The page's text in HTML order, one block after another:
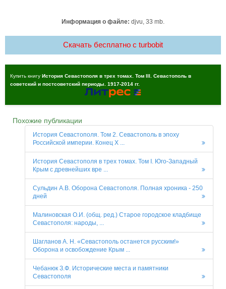
Информация о файле: djvu, 33 mb.
Скачать бесплатно c turbobit
Купить книгу История Севастополя в трех томах. Том III. Севастополь в
советский и постсоветский периоды. 1917-2014 гг.
Похожие публикации
История Севастополя. Том 2. Севастополь в эпоху
Российской империи. Конец X ...
История Севастополя в трех томах. Том I. Юго-Западный
Крым с древнейших вре ...
Сульдин А.В. Оборона Севастополя. Полная хроника - 250
дней
Малиновская О.И. (общ. ред.) Старое городское кладбище
Севастополя: народы, ...
Шагланов А. Н. «Севастополь останется русским!»
Оборона и освобождение Крым ...
Чебанюк З.Ф. Исторические места и памятники
Севастополя